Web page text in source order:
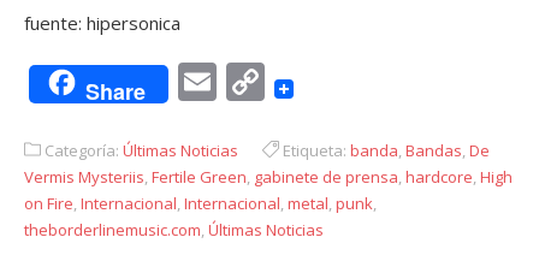
fuente: hipersonica
Share EmailCopy
Categoría: Últimas Noticias Etiqueta: banda,Bandas,De
Vermis Mysteriis,Fertile Green, gabinete de prensa,hardcore,High
on Fire,Internacional,Internacional,metal,punk,
theborderlinemusic.com,Últimas Noticias